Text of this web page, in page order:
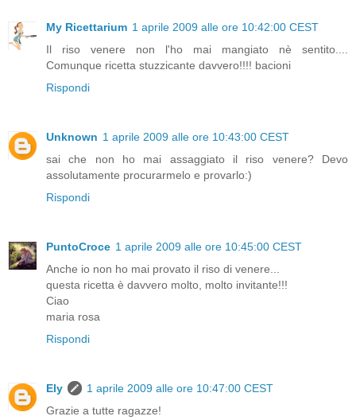
My Ricettarium 1 aprile 2009 alle ore 10:42:00 CEST
Il riso venere non l'ho mai mangiato nè sentito....
Comunque ricetta stuzzicante davvero!!!! bacioni
Rispondi
Unknown 1 aprile 2009 alle ore 10:43:00 CEST
sai che non ho mai assaggiato il riso venere? Devo
assolutamente procurarmelo e provarlo:)
Rispondi
PuntoCroce 1 aprile 2009 alle ore 10:45:00 CEST
Anche io non ho mai provato il riso di venere...
questa ricetta è davvero molto, molto invitante!!!
Ciao
maria rosa
Rispondi
Ely
1 aprile 2009 alle ore 10:47:00 CEST
Grazie a tutte ragazze!